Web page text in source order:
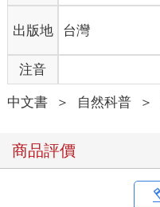
出版地 台灣
注音
中文書 ＞ 自然科普 ＞
商品評價